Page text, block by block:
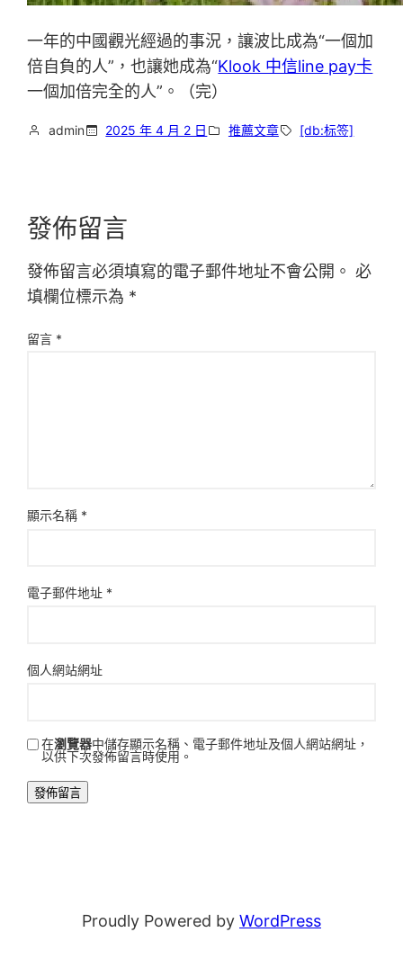
一年的中國觀光經過的事況，讓波比成為“一個加
倍自負的人”，也讓她成為“Klook 中信line pay卡
一個加倍完全的人”。（完）
admin 2025 年 4 月 2 日 推薦文章 [db:标签]
發佈留言
發佈留言必須填寫的電子郵件地址不會公開。 必
填欄位標示為 *
留言 *
顯示名稱 *
電子郵件地址 *
個人網站網址
在瀏覽器中儲存顯示名稱、電子郵件地址及個人網站網址，
以供下次發佈留言時使用。
Proudly Powered by WordPress